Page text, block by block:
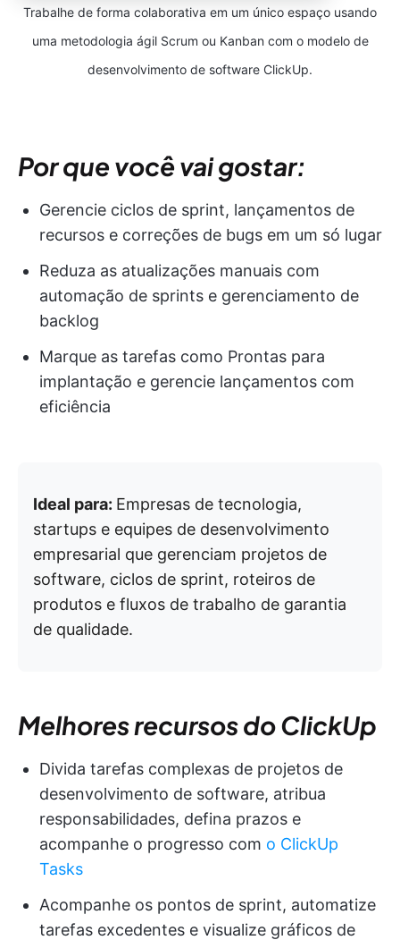
Trabalhe de forma colaborativa em um único espaço usando
uma metodologia ágil Scrum ou Kanban com o modelo de
desenvolvimento de software ClickUp.
Por que você vai gostar:
Gerencie ciclos de sprint, lançamentos de
recursos e correções de bugs em um só lugar
Reduza as atualizações manuais com
automação de sprints e gerenciamento de
backlog
Marque as tarefas como Prontas para
implantação e gerencie lançamentos com
eficiência
Ideal para: Empresas de tecnologia,
startups e equipes de desenvolvimento
empresarial que gerenciam projetos de
software, ciclos de sprint, roteiros de
produtos e fluxos de trabalho de garantia
de qualidade.
Melhores recursos do ClickUp
Divida tarefas complexas de projetos de
desenvolvimento de software, atribua
responsabilidades, defina prazos e
acompanhe o progresso com o ClickUp
Tasks
Acompanhe os pontos de sprint, automatize
tarefas excedentes e visualize gráficos de